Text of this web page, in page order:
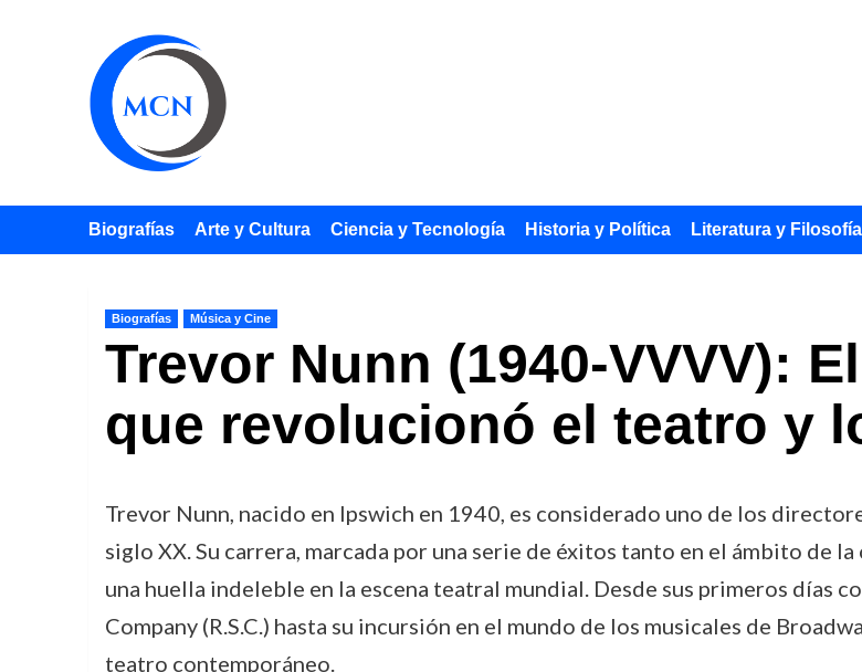
Biografías Arte y Cultura Ciencia y Tecnología Historia y Política Literatura y Filosofía
Biografías Música y Cine
Trevor Nunn (1940-VVVV):
que revolucionó el teatro y
Trevor Nunn, nacido en Ipswich en 1940, es considerado uno de los
siglo XX. Su carrera, marcada por una serie de éxitos tanto en el ámbito de
una huella indeleble en la escena teatral mundial. Desde sus primeros días
Company (R.S.C.) hasta su incursión en el mundo de los musicales de
teatro contemporáneo.